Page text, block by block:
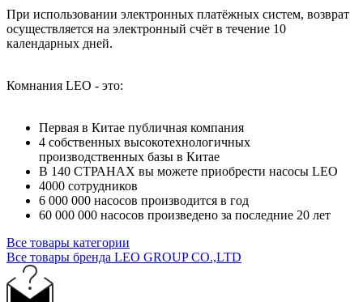
При использовании электронных платёжных систем, возврат
осуществляется на электронный счёт в течение 10
календарных дней.
Комнания LEO - это:
Первая в Китае публичная компания
4 собственных высокотехнологичных
производственных базы в Китае
В 140 СТРАНАХ вы можете приобрести насосы LEO
4000 сотрудников
6 000 000 насосов производится в год
60 000 000 насосов произведено за последние 20 лет
Все товары категории
Все товары бренда LEO GROUP CO.,LTD